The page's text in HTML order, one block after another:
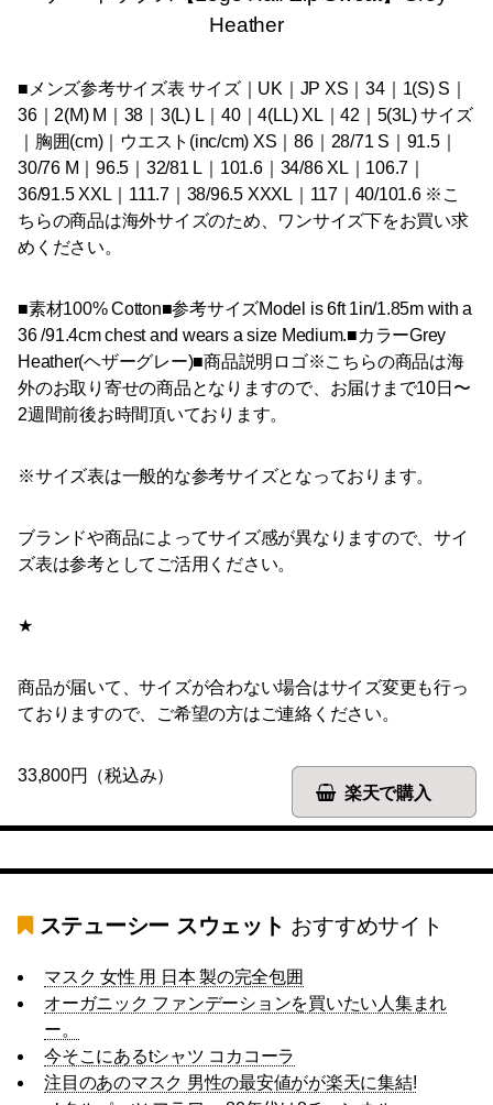
Heather
■メンズ参考サイズ表 サイズ｜UK｜JP XS｜34｜1(S) S｜
36｜2(M) M｜38｜3(L) L｜40｜4(LL) XL｜42｜5(3L) サイズ
｜胸囲(cm)｜ウエスト(inc/cm) XS｜86｜28/71 S｜91.5｜
30/76 M｜96.5｜32/81 L｜101.6｜34/86 XL｜106.7｜
36/91.5 XXL｜111.7｜38/96.5 XXXL｜117｜40/101.6 ※こ
ちらの商品は海外サイズのため、ワンサイズ下をお買い求
めください。
■素材100% Cotton■参考サイズModel is 6ft 1in/1.85m with a
36 /91.4cm chest and wears a size Medium.■カラーGrey
Heather(ヘザーグレー)■商品説明ロゴ※こちらの商品は海
外のお取り寄せの商品となりますので、お届けまで10日〜
2週間前後お時間頂いております。
※サイズ表は一般的な参考サイズとなっております。
ブランドや商品によってサイズ感が異なりますので、サイ
ズ表は参考としてご活用ください。
★
商品が届いて、サイズが合わない場合はサイズ変更も行っ
ておりますので、ご希望の方はご連絡ください。
楽天で購入
33,800円（税込み）
ステューシー スウェット おすすめサイト
マスク 女性 用 日本 製の完全包囲
オーガニック ファンデーションを買いたい人集まれ
ー。
今そこにあるtシャツ コカコーラ
注目のあのマスク 男性の最安値がが楽天に集結!